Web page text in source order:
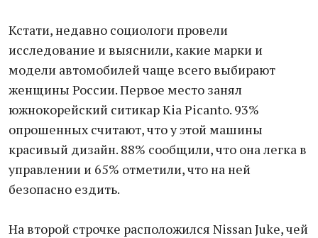
Кстати, недавно социологи провели
исследование и выяснили, какие марки и
модели автомобилей чаще всего выбирают
женщины России. Первое место занял
южнокорейский ситикар Kia Picanto. 93%
опрошенных считают, что у этой машины
красивый дизайн. 88% сообщили, что она легка в
управлении и 65% отметили, что на ней
безопасно ездить.
На второй строчке расположился Nissan Juke, чей